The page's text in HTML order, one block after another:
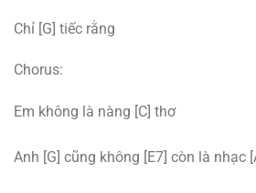
Chỉ [G] tiếc rằng
Chorus:
Em không là nàng [C] thơ
Anh [G] cũng không [E7] còn là nhạc